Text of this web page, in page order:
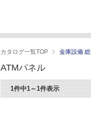
カタログ一覧TOP 金庫設備
ATMパネル
1件中1～1件表示